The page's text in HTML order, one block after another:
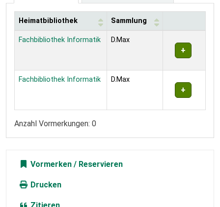
Exemplare
Heimatbibliothek Sammlung
Fachbibliothek Informatik D.Max
Fachbibliothek Informatik D.Max
Anzahl Vormerkungen: 0
Vormerken
Drucken
Zitieren